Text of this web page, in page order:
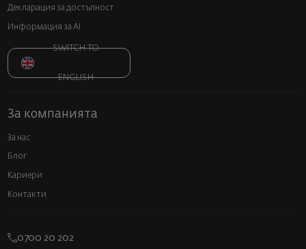
Декларация за достъпност
Информация за AI
SWITCH TO
ENGLISH
За компанията
За нас
Блог
Кариери
Контакти
0700 20 202